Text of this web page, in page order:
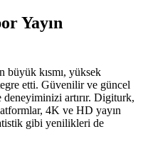
Yayın
büyük kısmı, yüksek
etti. Güvenilir ve güncel
artırır. Digiturk,
4K ve HD yayın
gibi yenilikleri de